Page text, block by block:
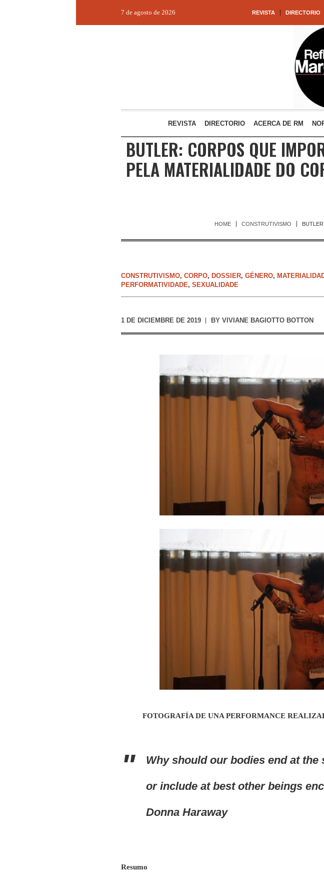
REVISTA DIRECTORIO
7 de agosto de 2026
REVISTA DIRECTORIO ACERCA DE RM
BUTLER: CORPOS QUE
PELA MATERIALIDADE DO
HOME CONSTRUTIVISMO
CONSTRUTIVISMO, CORPO, DOSSIER, GÉNERO,
PERFORMATIVIDADE, SEXUALIDADE
1 DE DICIEMBRE DE 2019 BY VIVIANE BAGIOTTO BOTTON
FOTOGRAFÍA DE UNA PERFORMANCE
Why should our bodies end at the
or include at best other beings
Donna Haraway
Resumo